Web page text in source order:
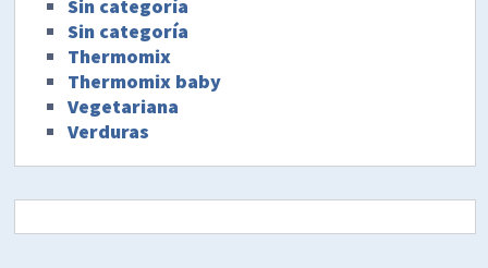
Sin categoría
Sin categoría
Thermomix
Thermomix baby
Vegetariana
Verduras